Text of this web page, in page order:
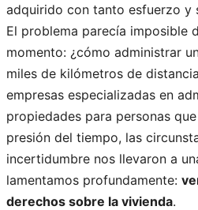
adquirido con tanto esfuerzo y
El problema parecía imposible
momento: ¿cómo administrar
miles de kilómetros de
empresas especializadas en
propiedades para personas
presión del tiempo, las
incertidumbre nos llevaron a
lamentamos profundamente:
derechos sobre la vivienda.